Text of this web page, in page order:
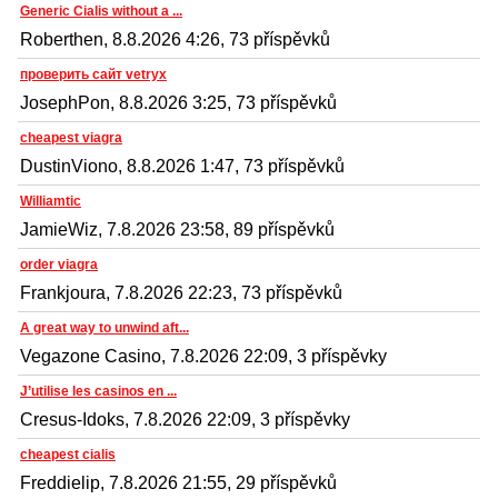
Generic Cialis without a ...
Roberthen, 8.8.2026 4:26, 73 příspěvků
проверить сайт vetryx
JosephPon, 8.8.2026 3:25, 73 příspěvků
cheapest viagra
DustinViono, 8.8.2026 1:47, 73 příspěvků
Williamtic
JamieWiz, 7.8.2026 23:58, 89 příspěvků
order viagra
Frankjoura, 7.8.2026 22:23, 73 příspěvků
A great way to unwind aft...
Vegazone Casino, 7.8.2026 22:09, 3 příspěvky
J’utilise les casinos en ...
Cresus-Idoks, 7.8.2026 22:09, 3 příspěvky
cheapest cialis
Freddielip, 7.8.2026 21:55, 29 příspěvků